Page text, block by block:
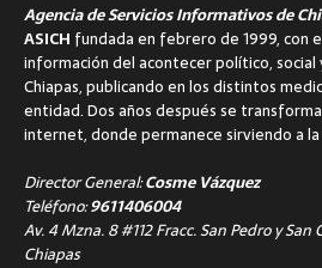
Agencia de Servicios Informativos de
ASICH fundada en febrero de 1999, con
información del acontecer político,
Chiapas, publicando en los distintos
entidad. Dos años después se
internet, donde permanece sirviendo a
Director General:Cosme Vázquez
Teléfono:9611406004
Av. 4 Mzna. 8 #112 Fracc. San Pedro y
Chiapas